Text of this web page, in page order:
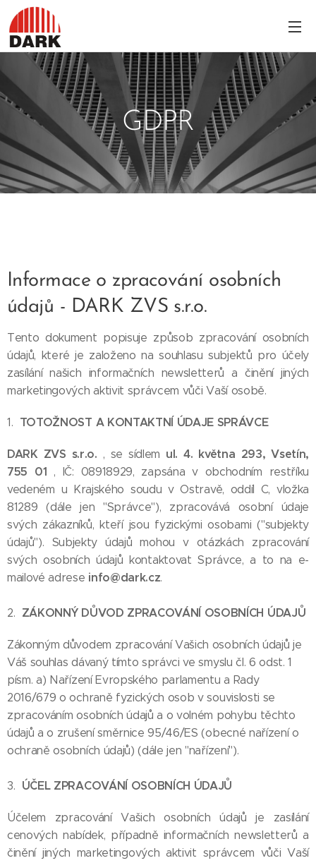
GDPR
Informace o zpracování osobních
údajů - DARK ZVS s.r.o.
Tento dokument popisuje způsob zpracování osobních
údajů, které je založeno na souhlasu subjektů pro účely
zasílání našich informačních newsletterů a činění jiných
marketingových aktivit správcem vůči Vaší osobě.
1. TOTOŽNOST A KONTAKTNÍ ÚDAJE SPRÁVCE
DARK ZVS s.r.o. , se sídlem ul. 4. května 293, Vsetín,
755 01 , IČ: 08918929, zapsána v obchodním restříku
vedeném u Krajského soudu v Ostravě, oddíl C, vložka
81289(dále jen "Správce"), zpracovává osobní údaje
svých zákazníků, kteří jsou fyzickými osobami ("subjekty
údajů"). Subjekty údajů mohou v otázkách zpracování
svých osobních údajů kontaktovat Správce, a to na e-
mailové adrese info@dark.cz.
2. ZÁKONNÝ DŮVOD ZPRACOVÁNÍ OSOBNÍCH ÚDAJŮ
Zákonným důvodem zpracování Vašich osobních údajů je
Váš souhlas dávaný tímto správci ve smyslu čl. 6 odst. 1
písm. a) Nařízení Evropského parlamentu a Rady
2016/679 o ochraně fyzických osob v souvislosti se
zpracováním osobních údajů a o volném pohybu těchto
údajů a o zrušení směrnice 95/46/ES (obecné nařízení o
ochraně osobních údajů) (dále jen "nařízení").
3. ÚČEL ZPRACOVÁNÍ OSOBNÍCH ÚDAJŮ
Účelem zpracování Vašich osobních údajů je zasílání
cenových nabídek, případně informačních newsletterů a
činění jiných marketingových aktivit správcem vůči Vaší